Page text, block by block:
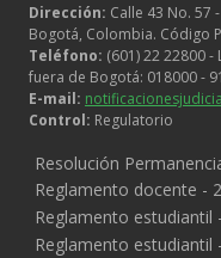
Dirección: Calle 43 No. 57
Bogotá, Colombia. Código
Teléfono: (601) 22 22800 -
fuera de Bogotá: 018000 -
E-mail:
Control: Regulatorio
Legales
Resolución
Reglamento docente -
Reglamento estudiantil
Reglamento estudiantil